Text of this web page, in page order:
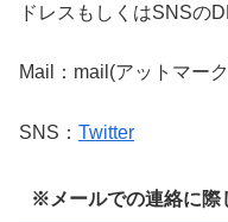
ドレスもしくはSNSの
Mail：mail(アットマー
SNS： Twitter
※メールでの連絡に際